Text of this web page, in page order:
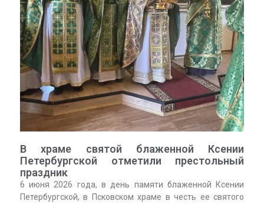
В храме святой блаженной Ксении
Петербургской отметили престольный
праздник
6 июня 2026 года, в день памяти блаженной Ксении
Петербургской, в Псковском храме в честь ее святого